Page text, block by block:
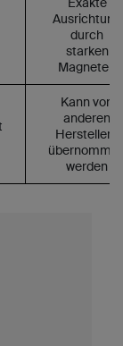
Ausrichtung
durch
starken
Magneten
Kann von
anderen
Herstellern
werden